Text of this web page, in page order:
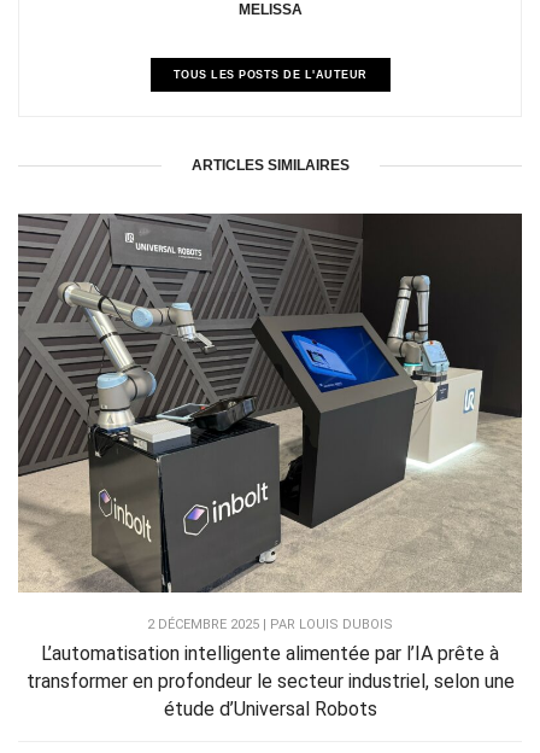
MELISSA
TOUS LES POSTS DE L'AUTEUR
ARTICLES SIMILAIRES
2 DÉCEMBRE 2025 | PAR LOUIS DUBOIS
L’automatisation intelligente alimentée par l’IA prête à
transformer en profondeur le secteur industriel, selon une
étude d’Universal Robots